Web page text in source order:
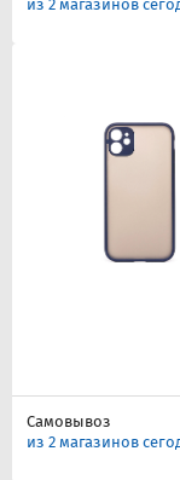
из 2 магазинов
Самовывоз
из 2 магазинов